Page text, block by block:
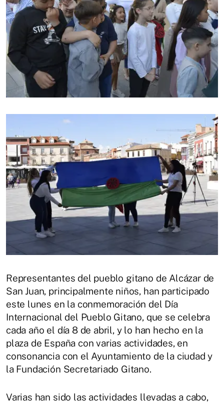
Representantes del pueblo gitano de Alcázar de
San Juan, principalmente niños, han participado
este lunes en la conmemoración del Día
Internacional del Pueblo Gitano, que se celebra
cada año el día 8 de abril, y lo han hecho en la
plaza de España con varias actividades, en
consonancia con el Ayuntamiento de la ciudad y
la Fundación Secretariado Gitano.
Varias han sido las actividades llevadas a cabo,